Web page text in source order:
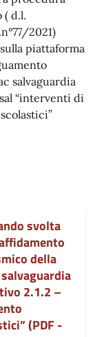
( d.l.
2021)
piattaforma
salvaguardia
“interventi di
svolta
della
2.1.2 –
(PDF -